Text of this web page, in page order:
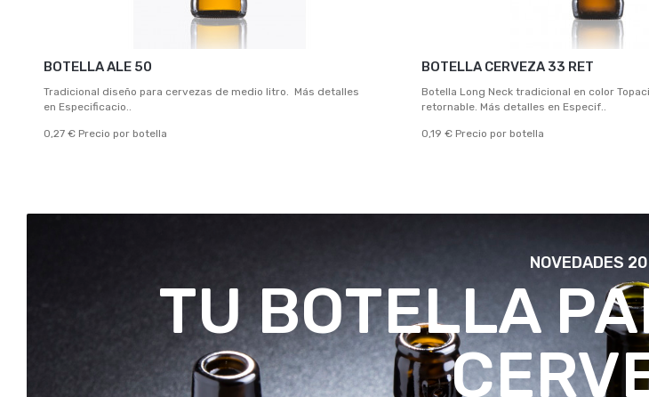
BOTELLA ALE 50
Tradicional diseño para cervezas de medio litro. Más detalles
en Especificacio..
0,27 € Precio por botella
BOTELLA CERVEZA 33 RET
Botella Long Neck tradicional en color
retornable. Más detalles en Especif..
0,19 € Precio por botella
NOVEDADES
TU BOTELLA